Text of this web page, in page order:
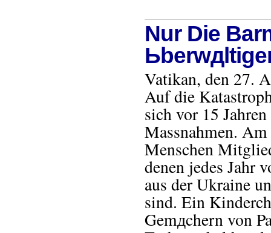
Nur Die
Vatikan, den 27.
Auf die
sich vor 15
Massnahmen.
Menschen
denen jedes Jahr
aus der Ukraine
sind. Ein
Gemдchern von